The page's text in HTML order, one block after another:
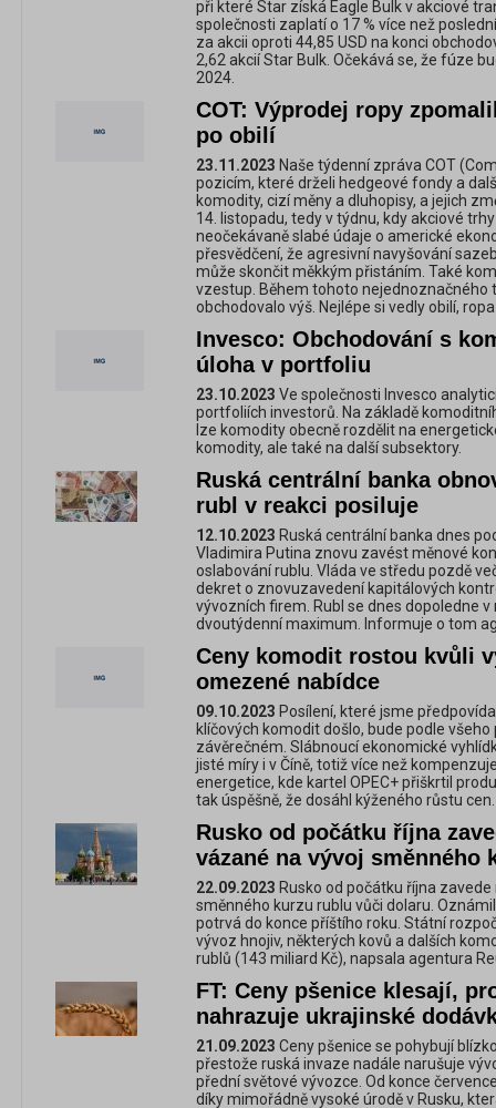
při které Star získá Eagle Bulk v akciové
společnosti zaplatí o 17 % více než
za akcii oproti 44,85 USD na konci
2,62 akcií Star Bulk. Očekává se, že fúze
2024.
COT: Výprodej ropy
po obilí
23.11.2023 Naše týdenní zpráva COT
pozicím, které drželi hedgeové fondy a
komodity, cizí měny a dluhopisy, a jejich
14. listopadu, tedy v týdnu, kdy akciové
neočekávaně slabé údaje o americké
přesvědčení, že agresivní navyšování
může skončit měkkým přistáním. Také
vzestup. Během tohoto nejednoznačného
obchodovalo výš. Nejlépe si vedly obilí,
Invesco: Obchodování s
úloha v portfoliu
23.10.2023 Ve společnosti Invesco
portfoliích investorů. Na základě
lze komodity obecně rozdělit na
komodity, ale také na další subsektory.
Ruská centrální banka
rubl v reakci posiluje
12.10.2023 Ruská centrální banka dnes
Vladimira Putina znovu zavést měnové
oslabování rublu. Vláda ve středu pozdě
dekret o znovuzavedení kapitálových
vývozních firem. Rubl se dnes dopoledne
dvoutýdenní maximum. Informuje o tom
Ceny komodit rostou kvůli
omezené nabídce
09.10.2023 Posílení, které jsme
klíčových komodit došlo, bude podle
závěrečném. Slábnoucí ekonomické
jisté míry i v Číně, totiž více než
energetice, kde kartel OPEC+ přiškrtil
tak úspěšně, že dosáhl kýženého růstu cen.
Rusko od počátku října
vázané na vývoj směnného
22.09.2023 Rusko od počátku října
směnného kurzu rublu vůči dolaru.
potrvá do konce příštího roku. Státní
vývoz hnojiv, některých kovů a dalších
rublů (143 miliard Kč), napsala agentura
FT: Ceny pšenice klesají,
nahrazuje ukrajinské
21.09.2023 Ceny pšenice se pohybují
přestože ruská invaze nadále narušuje
přední světové vývozce. Od konce
díky mimořádně vysoké úrodě v Rusku,